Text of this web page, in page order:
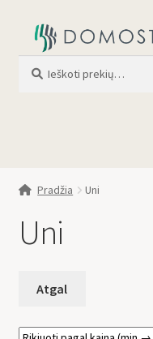
Profilis
Pradžia Uni
Uni